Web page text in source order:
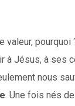
valeur, pourquoi
à Jésus, à ses
nous
. Une fois nés